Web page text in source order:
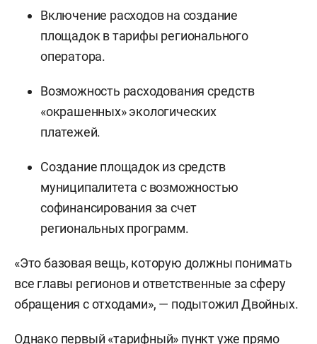
Включение расходов на создание
площадок в тарифы регионального
оператора.
Возможность расходования средств
«окрашенных» экологических
платежей.
Создание площадок из средств
муниципалитета с возможностью
софинансирования за счет
региональных программ.
«Это базовая вещь, которую должны понимать
все главы регионов и ответственные за сферу
обращения с отходами», — подытожил Двойных.
Однако первый «тарифный» пункт уже прямо